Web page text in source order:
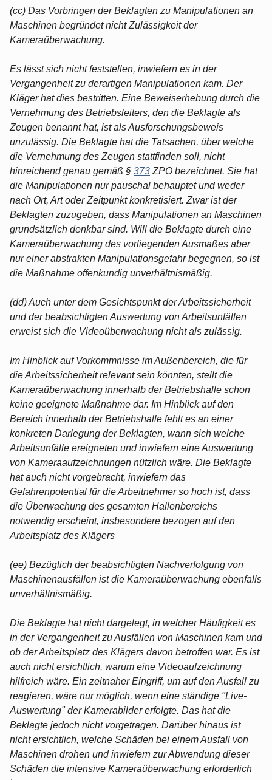
(cc) Das Vorbringen der Beklagten zu Manipulationen an
Maschinen begründet nicht Zulässigkeit der
Kameraüberwachung.
Es lässt sich nicht feststellen, inwiefern es in der
Vergangenheit zu derartigen Manipulationen kam. Der
Kläger hat dies bestritten. Eine Beweiserhebung durch die
Vernehmung des Betriebsleiters, den die Beklagte als
Zeugen benannt hat, ist als Ausforschungsbeweis
unzulässig. Die Beklagte hat die Tatsachen, über welche
die Vernehmung des Zeugen stattfinden soll, nicht
hinreichend genau gemäß § 373 ZPO bezeichnet. Sie hat
die Manipulationen nur pauschal behauptet und weder
nach Ort, Art oder Zeitpunkt konkretisiert. Zwar ist der
Beklagten zuzugeben, dass Manipulationen an Maschinen
grundsätzlich denkbar sind. Will die Beklagte durch eine
Kameraüberwachung des vorliegenden Ausmaßes aber
nur einer abstrakten Manipulationsgefahr begegnen, so ist
die Maßnahme offenkundig unverhältnismäßig.
(dd) Auch unter dem Gesichtspunkt der Arbeitssicherheit
und der beabsichtigten Auswertung von Arbeitsunfällen
erweist sich die Videoüberwachung nicht als zulässig.
Im Hinblick auf Vorkommnisse im Außenbereich, die für
die Arbeitssicherheit relevant sein könnten, stellt die
Kameraüberwachung innerhalb der Betriebshalle schon
keine geeignete Maßnahme dar. Im Hinblick auf den
Bereich innerhalb der Betriebshalle fehlt es an einer
konkreten Darlegung der Beklagten, wann sich welche
Arbeitsunfälle ereigneten und inwiefern eine Auswertung
von Kameraaufzeichnungen nützlich wäre. Die Beklagte
hat auch nicht vorgebracht, inwiefern das
Gefahrenpotential für die Arbeitnehmer so hoch ist, dass
die Überwachung des gesamten Hallenbereichs
notwendig erscheint, insbesondere bezogen auf den
Arbeitsplatz des Klägers
(ee) Bezüglich der beabsichtigten Nachverfolgung von
Maschinenausfällen ist die Kameraüberwachung ebenfalls
unverhältnismäßig.
Die Beklagte hat nicht dargelegt, in welcher Häufigkeit es
in der Vergangenheit zu Ausfällen von Maschinen kam und
ob der Arbeitsplatz des Klägers davon betroffen war. Es ist
auch nicht ersichtlich, warum eine Videoaufzeichnung
hilfreich wäre. Ein zeitnaher Eingriff, um auf den Ausfall zu
reagieren, wäre nur möglich, wenn eine ständige "Live-
Auswertung" der Kamerabilder erfolgte. Das hat die
Beklagte jedoch nicht vorgetragen. Darüber hinaus ist
nicht ersichtlich, welche Schäden bei einem Ausfall von
Maschinen drohen und inwiefern zur Abwendung dieser
Schäden die intensive Kameraüberwachung erforderlich